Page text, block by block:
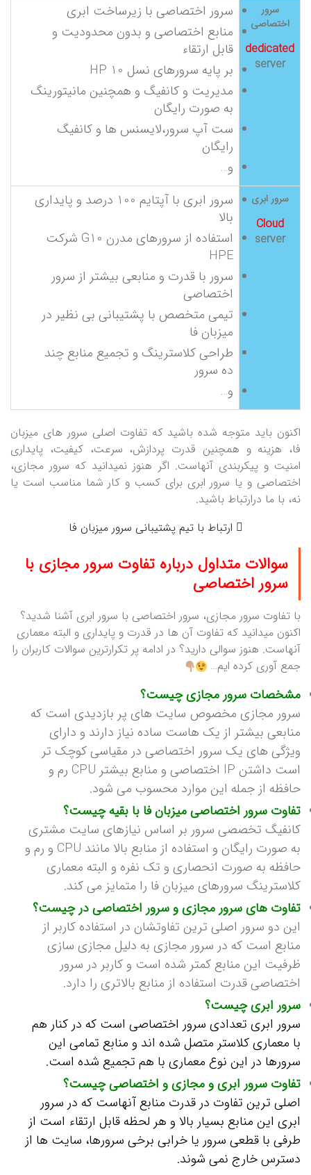
سرور
اختصاصی
dedicated
server
سرور اختصاصی با زیرساخت ابری
منابع اختصاصی و بدون محدودیت و
قابل ارتقاء
بر پایه سرورهای نسل 10 HP
مدیریت و کانفیگ و همچنین مانیتورینگ
به صورت رایگان
ست آپ سرور،لایسنس ها و کانفیگ
رایگان
و…
سرور ابری
Cloud
server
سرور ابری با آپتایم 100 درصد و پایداری
بالا
استفاده از سرورهای مدرن G10 شرکت
HPE
سرور با قدرت و منابعی بیشتر از سرور
اختصاصی
تیمی متخصص با پشتیبانی بی نظیر در
میزبان فا
طراحی کلاسترینگ و تجمیع منابع چند
ده سرور
و…
اکنون باید متوجه شده باشید که تفاوت اصلی سرور های میزبان
فا، هزینه و همچنین قدرت پردازش، سرعت، کیفیت، پایداری
امنیت و پیکربندی آنهاست. اگر هنوز نمیدانید که سرور مجازی،
اختصاصی و یا سرور ابری برای کسب و کار شما مناسب است یا
نه، با ما درارتباط باشید.
ارتباط با تیم پشتیبانی سرور میزبان فا
سوالات متداول درباره تفاوت سرور مجازی با
سرور اختصاصی
با تفاوت سرور مجازی، سرور اختصاصی با سرور ابری آشنا شدید؟
اکنون میدانید که تفاوت آن ها در قدرت و پایداری و البته معماری
آنهاست. هنوز سوالی دارید؟ در ادامه پر تکرارترین سوالات کاربران را
جمع آوری کرده ایم…
مشخصات سرور مجازی چیست؟
سرور مجازی مخصوص سایت های پر بازدیدی است که
منابعی بیشتر از یک هاست ساده نیاز دارند و دارای
ویژگی های یک سرور اختصاصی در مقیاسی کوچک تر
است داشتن IP اختصاصی و منابع بیشتر CPU رم و
حافظه از جمله این موارد محسوب می شود.
تفاوت سرور اختصاصی میزبان فا با بقیه چیست؟
کانفیگ تخصصی سرور بر اساس نیازهای سایت مشتری
به صورت رایگان و استفاده از منابع بالا مانند CPU و رم و
حافظه به صورت انحصاری و تک نفره و البته معماری
کلاسترینگ سرورهای میزبان فا را متمایز می کند.
تفاوت های سرور مجازی و سرور اختصاصی در چیست؟
این دو سرور اصلی ترین تفاوتشان در استفاده کاربر از
منابع است که در سرور مجازی به دلیل مجازی سازی
ظرفیت این منابع کمتر شده است و کاربر در سرور
اختصاصی قدرت استفاده از منابع بالاتری را دارد.
سرور ابری چیست؟
سرور ابری تعدادی سرور اختصاصی است که در کنار هم
با معماری کلاستر متصل شده اند و منابع تمامی این
سرورها در این نوع معماری با هم تجمیع شده است.
تفاوت سرور ابری و مجازی و اختصاصی چیست؟
اصلی ترین تفاوت در قدرت منابع آنهاست که در سرور
ابری این منابع بسیار بالا و هر لحظه قابل ارتقاء است از
طرفی با قطعی سرور یا خرابی برخی سرورها، سایت ها از
دسترس خارج نمی شوند.